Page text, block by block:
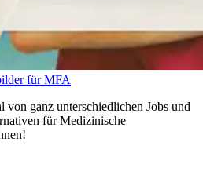
für MFA
ganz unterschiedlichen Jobs und
für Medizinische